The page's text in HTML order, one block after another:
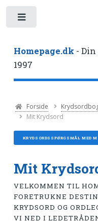
Homepage.dk -
1997
Forside
Mit Krydsord
KRYDSORDSSPØRGSMÅL MED M
Mit
VELKOMMEN TIL
FORETRUKNE
KRYDSORD OG
VI NED I